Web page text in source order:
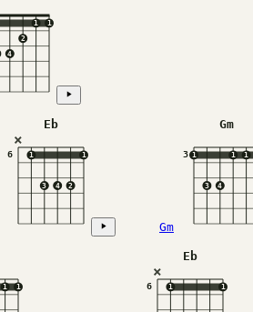
4
2
1 1
Eb
×
6 1
3 4 2
1
Gm
Gm
3 1
3 4
1 1
1 1
Eb
×
6 1 1